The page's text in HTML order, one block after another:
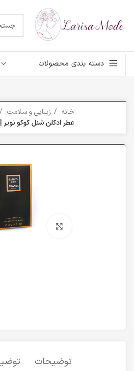
دسته بندی محصولات
خانه زیبایی و سلامت
عطر ادکلن شنل کوکو نویر | Chanel coco noir BIG MODERN 45ml
برای بزرگنمایی
توضیحات